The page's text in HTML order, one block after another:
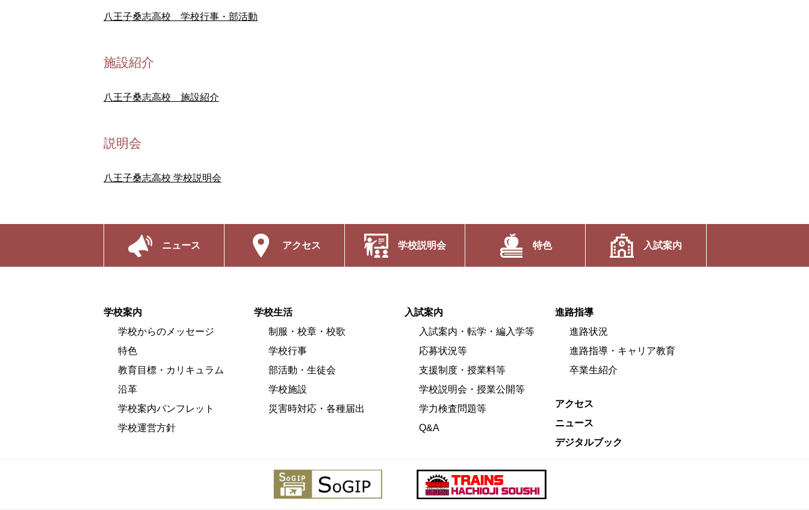
八王子桑志高校 学校行事・部活動
施設紹介
八王子桑志高校 施設紹介
説明会
八王子桑志高校 学校説明会
ニュース アクセス 学校説明会 特色 入試案内
学校案内
学校からのメッセージ
特色
教育目標・カリキュラム
沿革
学校案内パンフレット
学校運営方針
学校生活
制服・校章・校歌
学校行事
部活動・生徒会
学校施設
災害時対応・各種届出
入試案内
入試案内・転学・編入学等
応募状況等
支援制度・授業料等
学校説明会・授業公開等
学力検査問題等
Q&A
進路指導
進路状況
進路指導・キャリア教育
卒業生紹介
アクセス
ニュース
デジタルブック